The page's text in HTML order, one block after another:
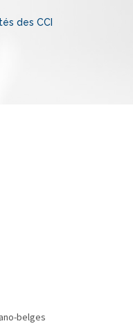
des CCI
belges